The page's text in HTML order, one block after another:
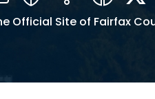
Official Site of Fairfax